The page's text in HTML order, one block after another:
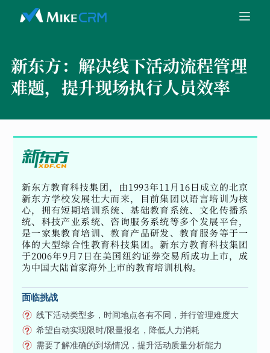
新东方： 解决线下活动流程管理
难题，提升现场执行人员效率
新东方教育科技集团，由1993年11月16日成立的北京
新东方学校发展壮大而来，目前集团以语言培训为核
心，拥有短期培训系统、基础教育系统、文化传播系
统、科技产业系统、咨询服务系统等多个发展平台，
是一家集教育培训、教育产品研发、教育服务等于一
体的大型综合性教育科技集团。新东方教育科技集团
于2006年9月7日在美国纽约证券交易所成功上市，成
为中国大陆首家海外上市的教育培训机构。
面临挑战
线下活动类型多，时间地点各有不同，并行管理难度大
希望自动实现限时/限量报名，降低人力消耗
需要了解准确的到场情况，提升活动质量分析能力